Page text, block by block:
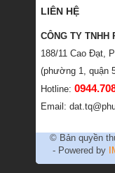
LIÊN HỆ
CÔNG TY TNHH
188/11 Cao Đạt,
(phường 1, quận
Hotline:
Email:
© Bản quyền
- Powered by